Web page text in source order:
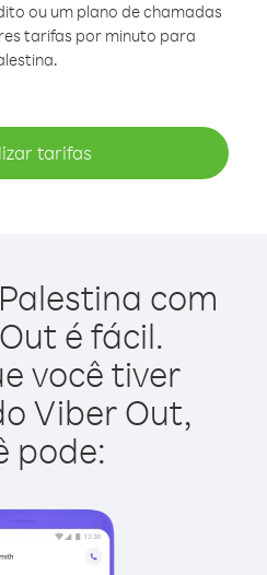
ou um plano de chamadas
tarifas por minuto para
tarifas
com
é fácil.
você tiver
Viber Out,
pode: